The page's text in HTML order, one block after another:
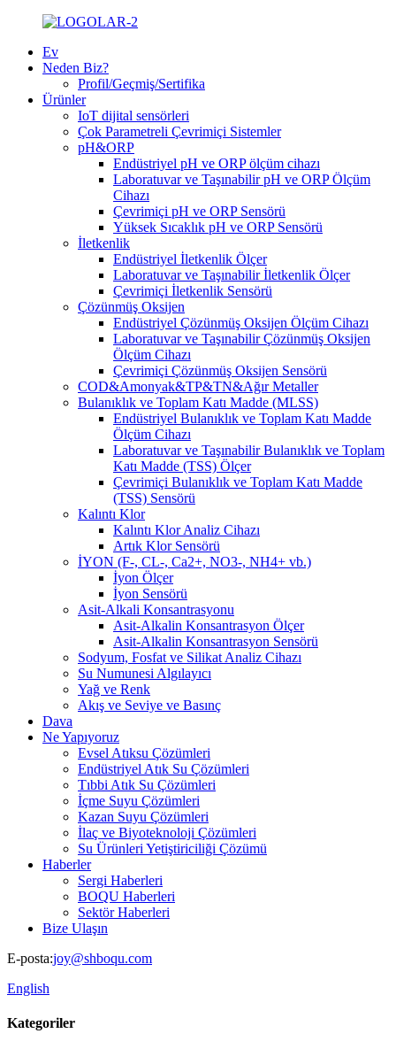
Ev
Neden Biz?
Profil/Geçmiş/Sertifika
Ürünler
IoT dijital sensörleri
Çok Parametreli Çevrimiçi Sistemler
pH&ORP
Endüstriyel pH ve ORP ölçüm cihazı
Laboratuvar ve Taşınabilir pH ve ORP Ölçüm
Cihazı
Çevrimiçi pH ve ORP Sensörü
Yüksek Sıcaklık pH ve ORP Sensörü
İletkenlik
Endüstriyel İletkenlik Ölçer
Laboratuvar ve Taşınabilir İletkenlik Ölçer
Çevrimiçi İletkenlik Sensörü
Çözünmüş Oksijen
Endüstriyel Çözünmüş Oksijen Ölçüm Cihazı
Laboratuvar ve Taşınabilir Çözünmüş Oksijen
Ölçüm Cihazı
Çevrimiçi Çözünmüş Oksijen Sensörü
COD&Amonyak&TP&TN&Ağır Metaller
Bulanıklık ve Toplam Katı Madde (MLSS)
Endüstriyel Bulanıklık ve Toplam Katı Madde
Ölçüm Cihazı
Laboratuvar ve Taşınabilir Bulanıklık ve Toplam
Katı Madde (TSS) Ölçer
Çevrimiçi Bulanıklık ve Toplam Katı Madde
(TSS) Sensörü
Kalıntı Klor
Kalıntı Klor Analiz Cihazı
Artık Klor Sensörü
İYON (F-, CL-, Ca2+, NO3-, NH4+ vb.)
İyon Ölçer
İyon Sensörü
Asit-Alkali Konsantrasyonu
Asit-Alkalin Konsantrasyon Ölçer
Asit-Alkalin Konsantrasyon Sensörü
Sodyum, Fosfat ve Silikat Analiz Cihazı
Su Numunesi Algılayıcı
Yağ ve Renk
Akış ve Seviye ve Basınç
Dava
Ne Yapıyoruz
Evsel Atıksu Çözümleri
Endüstriyel Atık Su Çözümleri
Tıbbi Atık Su Çözümleri
İçme Suyu Çözümleri
Kazan Suyu Çözümleri
İlaç ve Biyoteknoloji Çözümleri
Su Ürünleri Yetiştiriciliği Çözümü
Haberler
Sergi Haberleri
BOQU Haberleri
Sektör Haberleri
Bize Ulaşın
E-posta:joy@shboqu.com
English
Kategoriler